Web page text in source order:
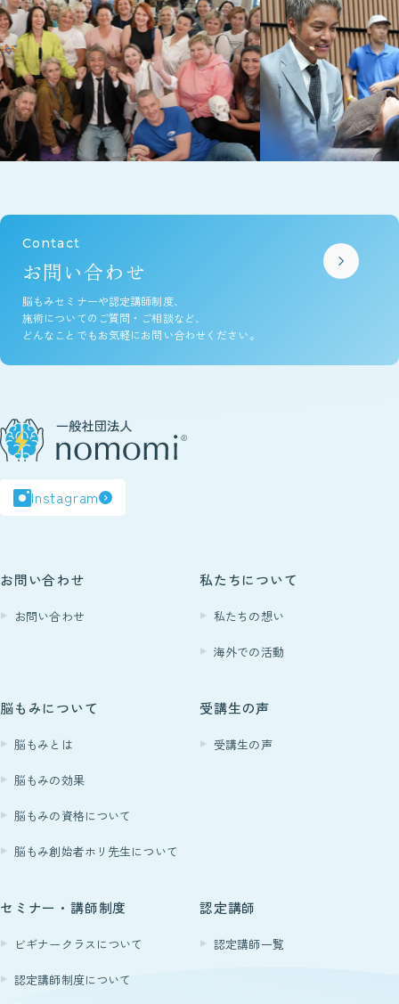
Contact
お問い合わせ
脳もみセミナーや認定講師制度、
施術についてのご質問・ご相談など、
どんなことでもお気軽にお問い合わせください。
Instagram
私たちについて
私たちの想い
海外での活動
脳もみについて
脳もみとは
脳もみの効果
脳もみの資格について
脳もみ創始者ホリ先生について
受講生の声
受講生の声
認定講師
認定講師一覧
セミナー・講師制度
ビギナークラスについて
認定講師制度について
お問い合わせ
お問い合わせ